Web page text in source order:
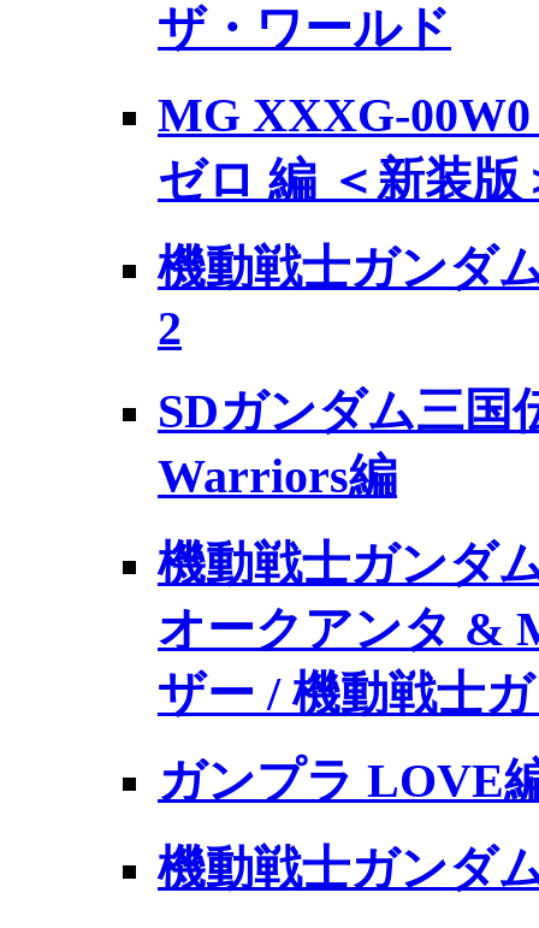
ザ・ワールド
MG XXXG-
ゼロ 編 ＜新装版
機動戦士ガンダ
2
SDガンダム三国
Warriors編
機動戦士ガンダ
オークアンタ &
ザー / 機動戦士
ガンプラ LOVE
機動戦士ガンダ